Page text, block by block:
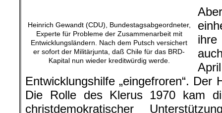
Heinrich Gewandt (CDU), Bundestagsabgeordneter,
Experte für Probleme der Zusammenarbeit mit
Entwicklungsländern. Nach dem Putsch versichert
er sofort der Militärjunta, daß Chile für das BRD-
Kapital nun wieder kreditwürdig werde.
Entwicklungshilfe „eingefroren“.
Die Rolle des Klerus 1970 kam
christdemokratischer